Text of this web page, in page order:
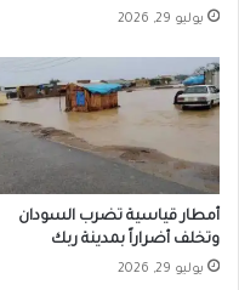
يوليو 29, 2026
أمطار قياسية تضرب السودان
وتخلف أضراراً بمدينة ربك
يوليو 29, 2026